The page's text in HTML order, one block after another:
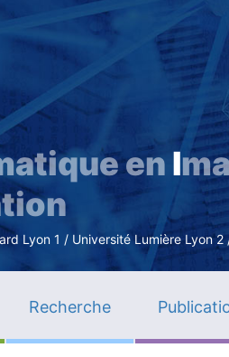
en I
Lyon 1 / Université Lumière Lyon
Recherche